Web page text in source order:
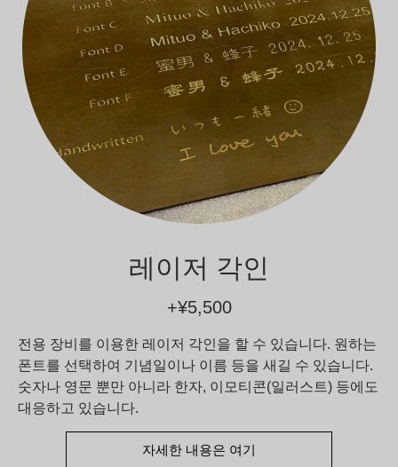
레이저 각인
+¥5,500
전용 장비를 이용한 레이저 각인을 할 수 있습니다. 원하는
폰트를 선택하여 기념일이나 이름 등을 새길 수 있습니다.
숫자나 영문 뿐만 아니라 한자, 이모티콘(일러스트) 등에도
대응하고 있습니다.
자세한 내용은 여기